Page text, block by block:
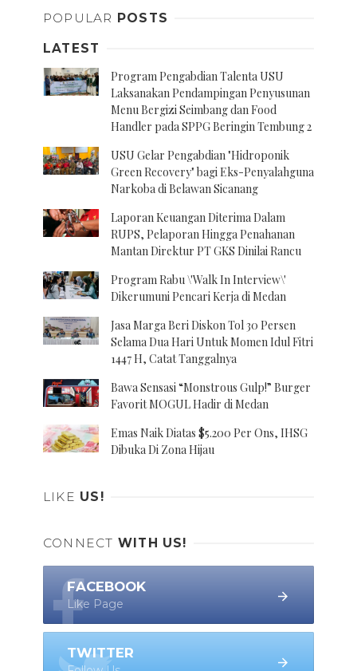
POPULAR POSTS
LATEST
Program Pengabdian Talenta USU
Laksanakan Pendampingan Penyusunan
Menu Bergizi Seimbang dan Food
Handler pada SPPG Beringin Tembung 2
USU Gelar Pengabdian "Hidroponik
Green Recovery" bagi Eks-Penyalahguna
Narkoba di Belawan Sicanang
Laporan Keuangan Diterima Dalam
RUPS, Pelaporan Hingga Penahanan
Mantan Direktur PT GKS Dinilai Rancu
Program Rabu \'Walk In Interview\'
Dikerumuni Pencari Kerja di Medan
Jasa Marga Beri Diskon Tol 30 Persen
Selama Dua Hari Untuk Momen Idul Fitri
1447 H, Catat Tanggalnya
Bawa Sensasi “Monstrous Gulp!” Burger
Favorit MOGUL Hadir di Medan
Emas Naik Diatas $5.200 Per Ons, IHSG
Dibuka Di Zona Hijau
LIKE US!
CONNECT WITH US!
FACEBOOK
Like Page
TWITTER